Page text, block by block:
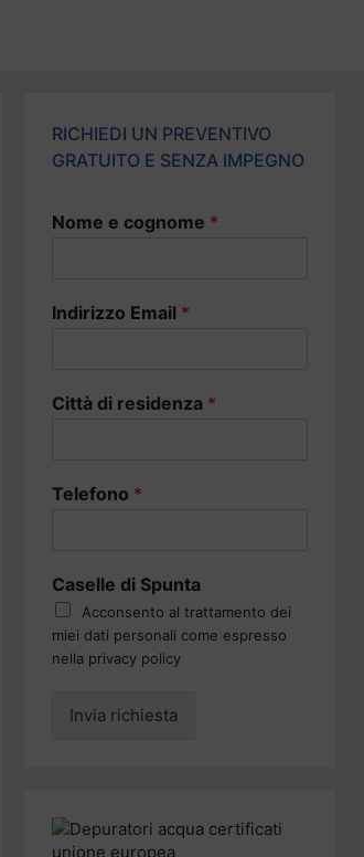
RICHIEDI UN PREVENTIVO
GRATUITO E SENZA IMPEGNO
Nome e cognome *
Indirizzo Email *
Città di residenza *
Telefono *
Caselle di Spunta
Acconsento al trattamento dei
miei dati personali come espresso
nella privacy policy
Invia richiesta